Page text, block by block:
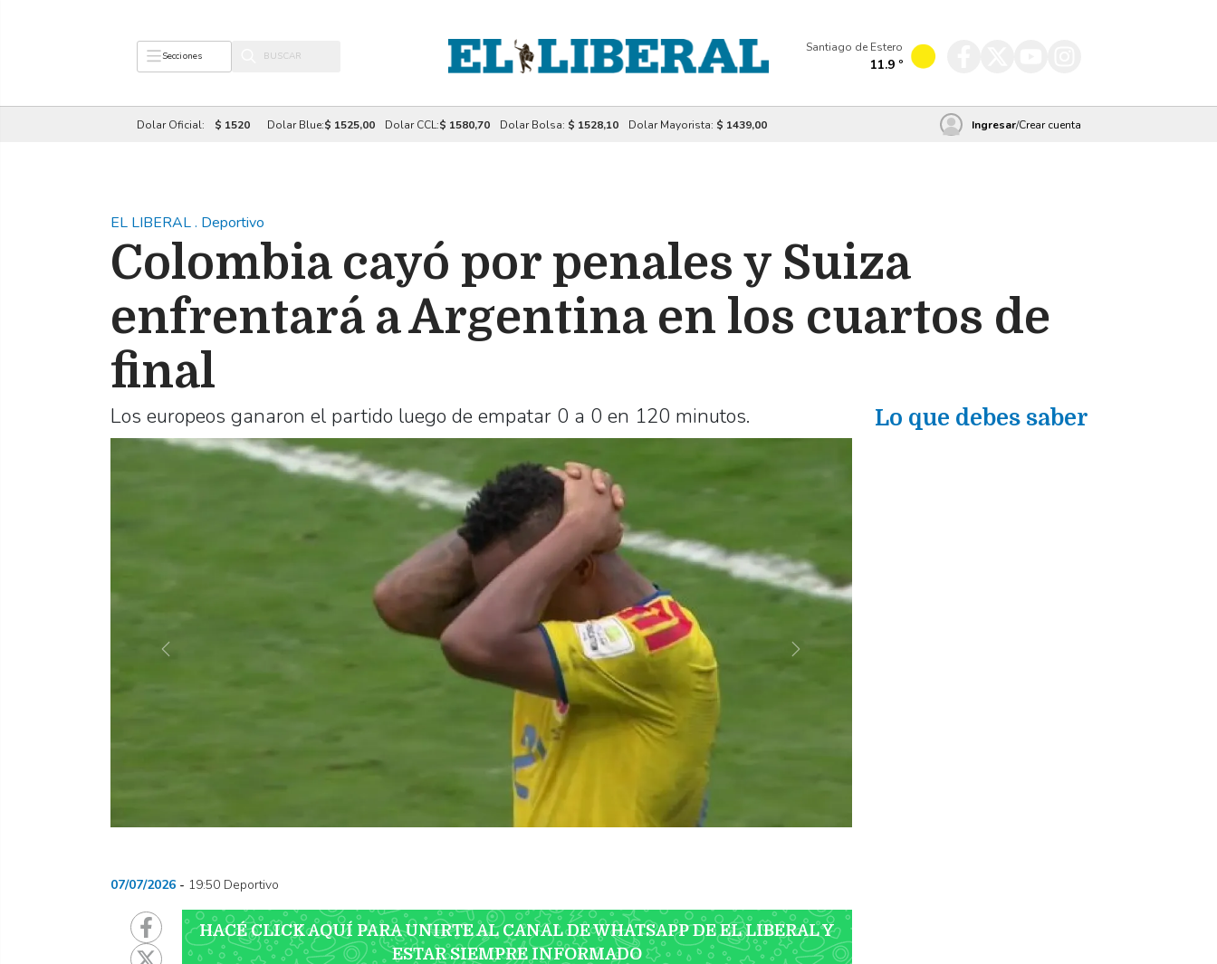
Secciones
Santiago de Estero
11.9 º
Dolar Oficial: $ 1520 Dolar Blue:$ 1525,00 Dolar CCL:$ 1580,70 Dolar Bolsa: $ 1528,10 Dolar Mayorista: $ 1439,00 Ingresar/Crear cuenta
EL LIBERAL. Deportivo
Colombia cayó por penales y Suiza
enfrentará a Argentina en los cuartos de
final
Los europeos ganaron el partido luego de empatar 0 a 0 en 120 minutos.
Previous Next
07/07/2026 19:50 Deportivo
HACÉ CLICK AQUÍ PARA UNIRTE AL CANAL DE WHATSAPP DE EL LIBERAL Y
ESTAR SIEMPRE INFORMADO
Lo que debes saber